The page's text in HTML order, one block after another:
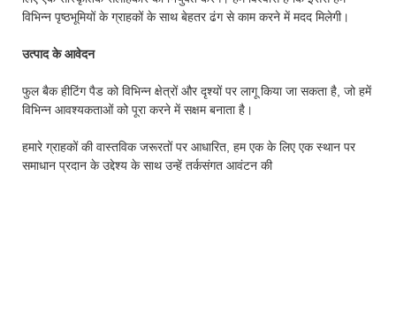
विभिन्न पृष्ठभूमियों के ग्राहकों के साथ बेहतर ढंग से काम करने में मदद मिलेगी।
उत्पाद के आवेदन
फुल बैक हीटिंग पैड को विभिन्न क्षेत्रों और दृश्यों पर लागू किया जा सकता है, जो हमें
विभिन्न आवश्यकताओं को पूरा करने में सक्षम बनाता है।
हमारे ग्राहकों की वास्तविक जरूरतों पर आधारित, हम एक के लिए एक स्थान पर
समाधान प्रदान के उद्देश्य के साथ उन्हें तर्कसंगत आवंटन की